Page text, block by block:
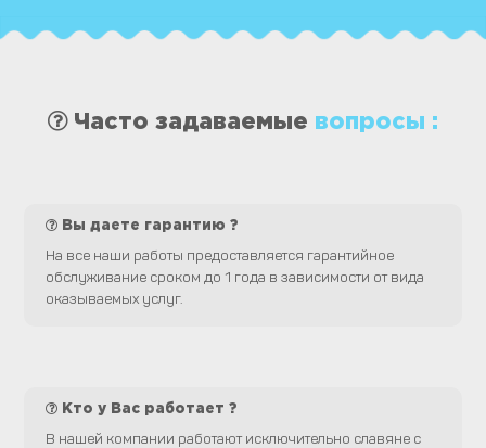
Часто задаваемые вопросы :
Вы даете гарантию ?
На все наши работы предоставляется гарантийное
обслуживание сроком до 1 года в зависимости от вида
оказываемых услуг.
Кто у Вас работает ?
В нашей компании работают исключительно славяне с